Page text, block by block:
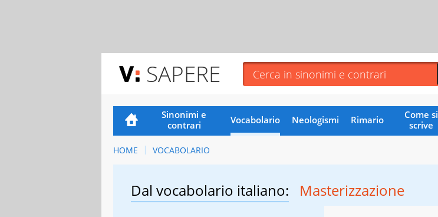
SAPERE
Sinonimi e
contrari
Vocabolario Neologismi Rimario
Come si
scrive
HOME VOCABOLARIO
Dal vocabolario italiano: Masterizzazione